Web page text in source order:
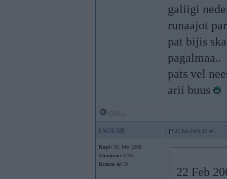
galiigi
runaajot
pat bijis
pagalmaa..
pats vel
arii buus
JAGUAR 22. Feb 2009, 17:44
Kopš: 30. Mar 2008
Ziņojumi: 2726
Braucu ar: D
22 Feb